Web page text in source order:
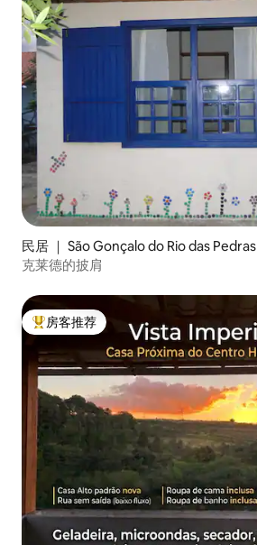
民居 ｜ São Gonçalo do Rio das Pedras
克莱德的披肩
热门「房客推荐」
房客推荐